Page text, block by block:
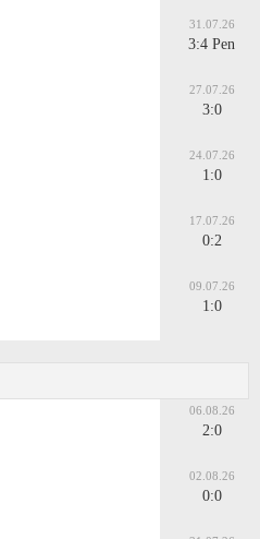
31.07.26
3:4 Pen
27.07.26
3:0
24.07.26
1:0
17.07.26
0:2
09.07.26
1:0
06.08.26
2:0
02.08.26
0:0